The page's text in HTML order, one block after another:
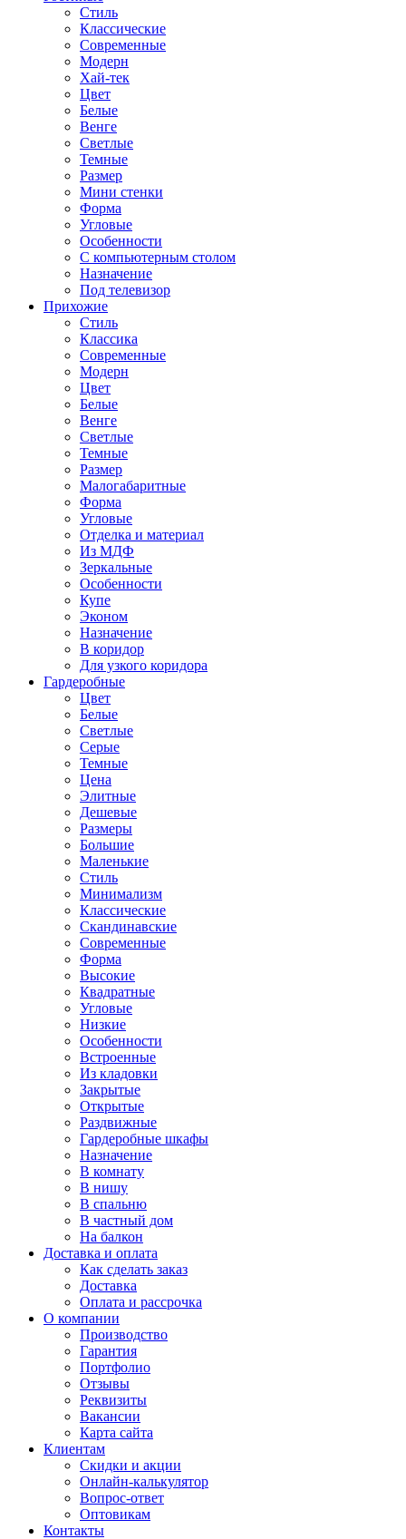
Стиль
Классические
Современные
Модерн
Хай-тек
Цвет
Белые
Венге
Светлые
Темные
Размер
Мини стенки
Форма
Угловые
Особенности
С компьютерным столом
Назначение
Под телевизор
Прихожие
Стиль
Классика
Современные
Модерн
Цвет
Белые
Венге
Светлые
Темные
Размер
Малогабаритные
Форма
Угловые
Отделка и материал
Из МДФ
Зеркальные
Особенности
Купе
Эконом
Назначение
В коридор
Для узкого коридора
Гардеробные
Цвет
Белые
Светлые
Серые
Темные
Цена
Элитные
Дешевые
Размеры
Большие
Маленькие
Стиль
Минимализм
Классические
Скандинавские
Современные
Форма
Высокие
Квадратные
Угловые
Низкие
Особенности
Встроенные
Из кладовки
Закрытые
Открытые
Раздвижные
Гардеробные шкафы
Назначение
В комнату
В нишу
В спальню
В частный дом
На балкон
Доставка и оплата
Как сделать заказ
Доставка
Оплата и рассрочка
О компании
Производство
Гарантия
Портфолио
Отзывы
Реквизиты
Вакансии
Карта сайта
Клиентам
Скидки и акции
Онлайн-калькулятор
Вопрос-ответ
Оптовикам
Контакты